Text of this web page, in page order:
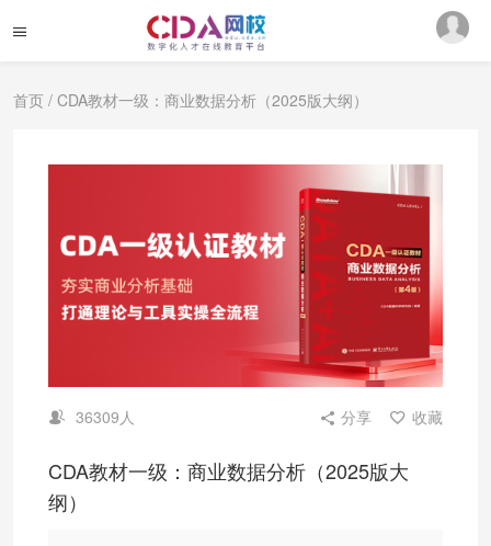
首页 / CDA教材一级：商业数据分析（2025版大纲）
36309人 分享 收藏
CDA教材一级：商业数据分析（2025版大
纲）